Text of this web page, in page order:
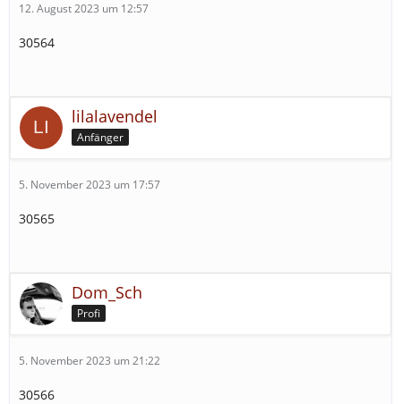
12. August 2023 um 12:57
30564
lilalavendel
Anfänger
5. November 2023 um 17:57
30565
Dom_Sch
Profi
5. November 2023 um 21:22
30566